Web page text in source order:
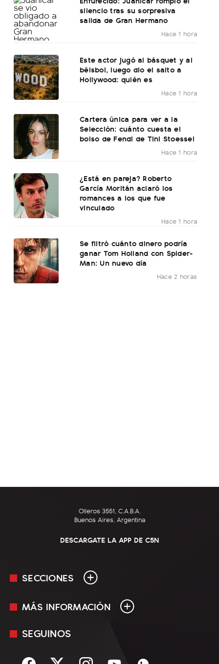
silencio tras su sorpresiva
salida de Gran Hermano
Hace 1 hora
Este actor jugó al básquet y al
béisbol, luego dio el salto a
Hollywood: quién es
Hace 1 hora
Cartera única para ver a la
Selección: cuánto cuesta el
bolso de Fendi de Tini Stoessel
Hace 1 hora
¿Está en pareja? Roberto
García Moritán aclaró los
romances a los que fue
vinculado
Hace 1 hora
Se filtró cuánto dinero podría
ganar Tom Holland con Spider-
Man: Un nuevo día
Hace 2 horas
Olleros 3551, C.A.B.A.
Buenos Aires, Argentina
DESCARGATE LA APP DE C5N
SECCIONES
En Vivo
Sociedad
MÁS INFORMACIÓN
Mediakit
Términos y condiciones
SEGUINOS